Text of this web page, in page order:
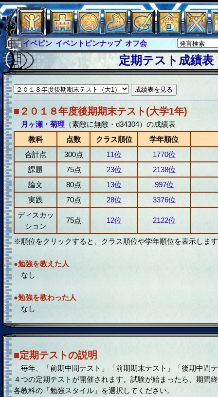
イベピン イベントピンナップ オフ会
グラシャ
グラシャ・ラボラス
グローバルジャスティス サイキックハーツ
サイキックハーツ大戦 シュラウド ソロモン
ファイナル アブソーバー
定期テスト成績表
■２０１８年度後期期末テスト(大学1年)
月ヶ瀬・菊理 （素敵に無敵・d34304）の成績表
教科
点数 クラス順位
学年順位
合計点
300点 11位
1770位
課題
75点 23位 2138位
論文
80点 13位 997位
実践
70点 28位 3376位
ディスカッ
ション
75点 12位 2122位
※順位をクリックすると、クラス順位や学年順位を表示しま
●勉強を教えた人
なし
●勉強を教わった人
なし
■定期テストの説明
毎年、「前期中間テスト」「前期期末テスト」「後期中間
４つの定期テストが開催されます。試験が始まったら、期間
各教科の「勉強スタイル」を選択してください。